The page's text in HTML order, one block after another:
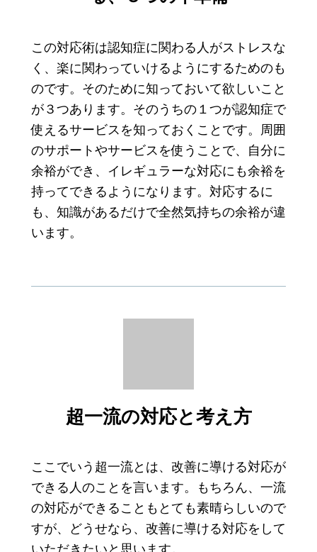
この対応術は認知症に関わる人がストレスな
く、楽に関わっていけるようにするためのも
のです。そのために知っておいて欲しいこと
が３つあります。そのうちの１つが認知症で
使えるサービスを知っておくことです。周囲
のサポートやサービスを使うことで、自分に
余裕ができ、イレギュラーな対応にも余裕を
持ってできるようになります。対応するに
も、知識があるだけで全然気持ちの余裕が違
います。
超一流の対応と考え方
ここでいう超一流とは、改善に導ける対応が
できる人のことを言います。もちろん、一流
の対応ができることもとても素晴らしいので
すが、どうせなら、改善に導ける対応をして
いただきたいと思います。